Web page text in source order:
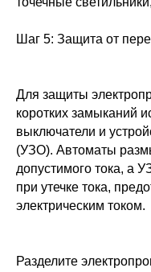
Шаг 5: Защита от
Для защиты
коротких замыканий
выключатели и
(УЗО). Автоматы
допустимого тока, а
при утечке тока,
электрическим током.
Разделите